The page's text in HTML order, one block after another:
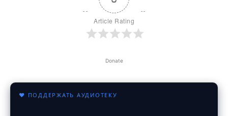
Article Rating
Donate
♥ ПОДДЕРЖАТЬ АУДИОТЕКУ